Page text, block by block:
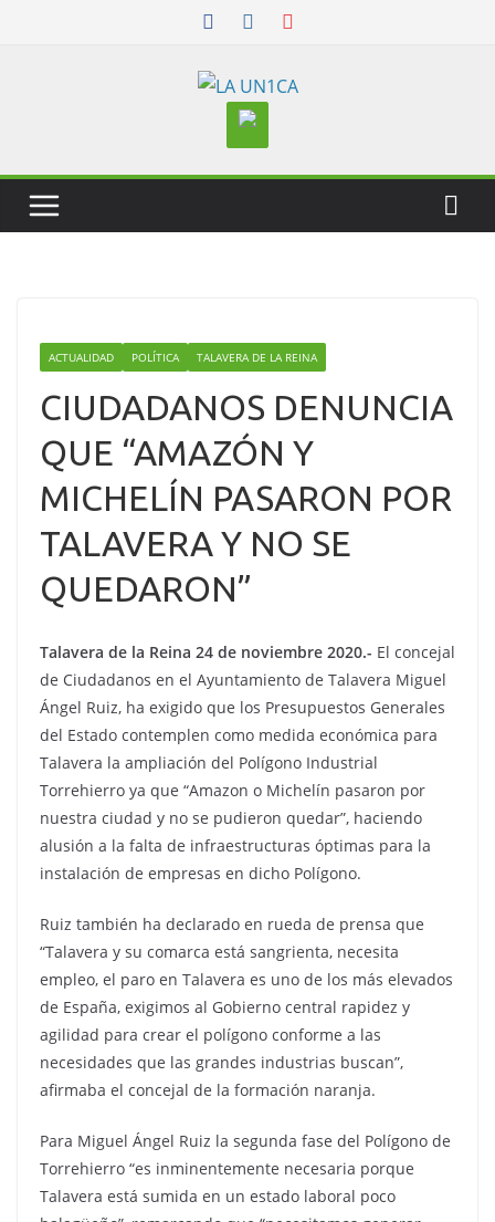
ACTUALIDAD POLÍTICA TALAVERA DE LA REINA
CIUDADANOS DENUNCIA
QUE “AMAZÓN Y
MICHELÍN PASARON POR
TALAVERA Y NO SE
QUEDARON”
Talavera de la Reina 24 de noviembre 2020.- El concejal
de Ciudadanos en el Ayuntamiento de Talavera Miguel
Ángel Ruiz, ha exigido que los Presupuestos Generales
del Estado contemplen como medida económica para
Talavera la ampliación del Polígono Industrial
Torrehierro ya que “Amazon o Michelín pasaron por
nuestra ciudad y no se pudieron quedar”, haciendo
alusión a la falta de infraestructuras óptimas para la
instalación de empresas en dicho Polígono.
Ruiz también ha declarado en rueda de prensa que
“Talavera y su comarca está sangrienta, necesita
empleo, el paro en Talavera es uno de los más elevados
de España, exigimos al Gobierno central rapidez y
agilidad para crear el polígono conforme a las
necesidades que las grandes industrias buscan”,
afirmaba el concejal de la formación naranja.
Para Miguel Ángel Ruiz la segunda fase del Polígono de
Torrehierro “es inminentemente necesaria porque
Talavera está sumida en un estado laboral poco